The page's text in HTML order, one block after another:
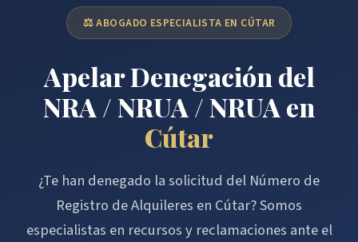
⚖️ ABOGADO ESPECIALISTA EN CÚTAR
Apelar Denegación del
NRA / NRUA / NRUA en
Cútar
¿Te han denegado la solicitud del Número de
Registro de Alquileres en Cútar? Somos
especialistas en recursos y reclamaciones ante el